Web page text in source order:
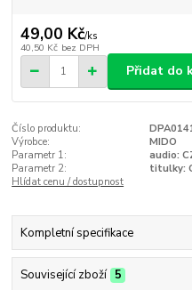
49,00 Kč/ks
40,50 Kč bez DPH
Přidat do
Číslo produktu:
Výrobce:
MIDO
Parametr 1:
audio:
Parametr 2:
titulky:
Hlídat cenu / dostupnost
Kompletní specifikace
Související zboží 5